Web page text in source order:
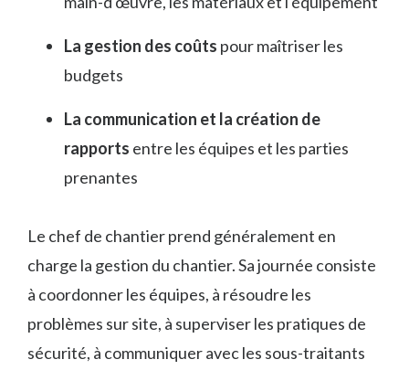
La gestion des coûts pour maîtriser les
budgets
La communication et la création de
rapports entre les équipes et les parties
prenantes
Le chef de chantier prend généralement en
charge la gestion du chantier. Sa journée consiste
à coordonner les équipes, à résoudre les
problèmes sur site, à superviser les pratiques de
sécurité, à communiquer avec les sous-traitants